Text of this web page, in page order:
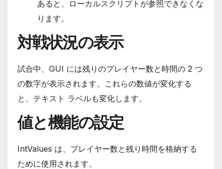
あると、ローカルスクリプトが参照できなくな
ります。
対戦状況の表示
試合中、GUI には残りのプレイヤー数と時間の 2 つ
の数字が表示されます。これらの数値が変化する
と、テキスト ラベルも変化します。
値と機能の設定
IntValues は、プレイヤー数と残り時間を格納する
ために使用されます。